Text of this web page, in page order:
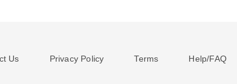
Us Privacy Policy Terms Help/FAQ